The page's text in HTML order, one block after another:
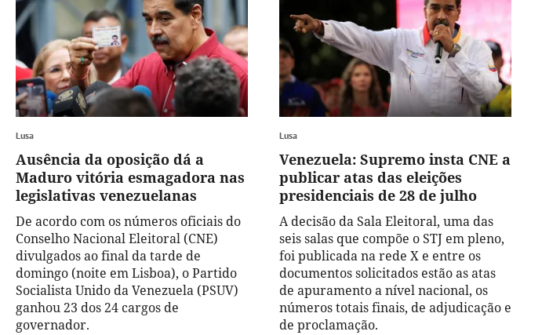
Lusa
Ausência da oposição dá a
Maduro vitória esmagadora nas
legislativas venezuelanas
De acordo com os números oficiais do
Conselho Nacional Eleitoral (CNE)
divulgados ao final da tarde de
domingo (noite em Lisboa), o Partido
Socialista Unido da Venezuela (PSUV)
ganhou 23 dos 24 cargos de
governador.
Lusa
Venezuela: Supremo insta CNE a
publicar atas das eleições
presidenciais de 28 de julho
A decisão da Sala Eleitoral, uma das
seis salas que compõe o STJ em pleno,
foi publicada na rede X e entre os
documentos solicitados estão as atas
de apuramento a nível nacional, os
números totais finais, de adjudicação e
de proclamação.